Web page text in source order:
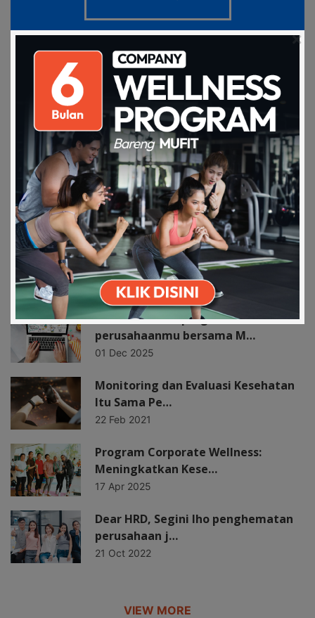
Download on the
Apps Store
Get it on Play
Store
SHARE
RELATED ARTICLES
Apa sih yang dimaksud Corporate
Wellness Prog…
29 Jul 0018
Mulai wellness program
perusahaanmu bersama M…
01 Dec 2025
Monitoring dan Evaluasi Kesehatan
Itu Sama Pe…
22 Feb 2021
Program Corporate Wellness:
Meningkatkan Kese…
17 Apr 2025
Dear HRD, Segini lho penghematan
perusahaan j…
21 Oct 2022
VIEW MORE